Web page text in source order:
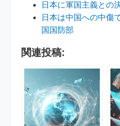
日本に軍国主義との
日本は中国への中
国国防部
関連投稿: